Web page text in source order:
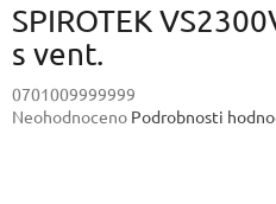
SPIROTEK
s vent.
0701009999999
Průměrné
Neohodnoceno Podrobnosti